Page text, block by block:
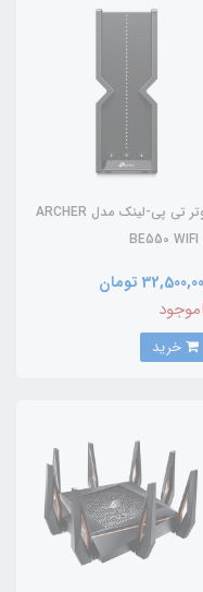
روتر تی پی-لینک مدل ARCHER
BE550 WIFI
تومان